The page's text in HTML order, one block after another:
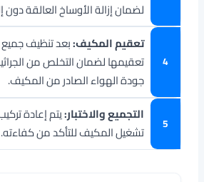
لضمان إزالة الأوساخ العالقة دون
تعقيم المكيف:بعد تنظيف جميع
تعقيمها لضمان التخلص من
جودة الهواء الصادر من المكيف.
التجميع والاختبار:يتم إعادة
تشغيل المكيف للتأكد من كفاءته.